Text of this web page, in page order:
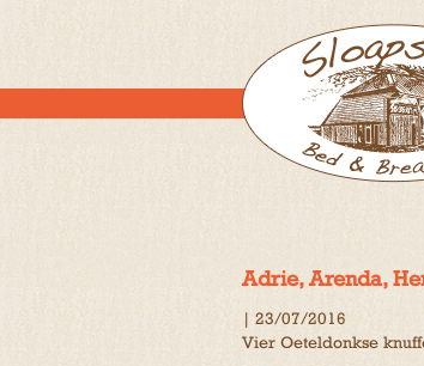
Adrie, Arenda,
| 23/07/2016
Vier Oeteldonkse